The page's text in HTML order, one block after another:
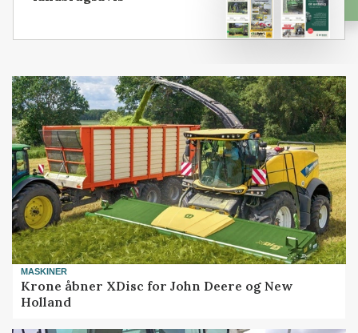
MASKINER
Krone åbner XDisc for John Deere og New
Holland